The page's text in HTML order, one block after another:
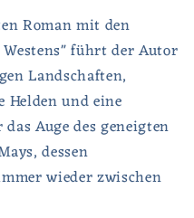
Roman mit den
führt der Autor
Landschaften,
und eine
Auge des geneigten
dessen
wieder zwischen